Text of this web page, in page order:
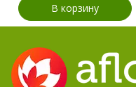
В корзину